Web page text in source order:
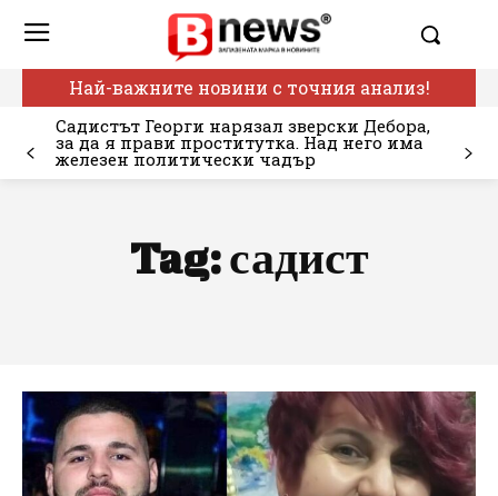
Най-важните новини с точния анализ!
Садистът Георги нарязал зверски Дебора,
за да я прави проститутка. Над него има
железен политически чадър
Tag:садист